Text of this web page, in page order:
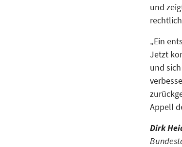
und
„Ein
Jetzt
und
Appell
Dirk